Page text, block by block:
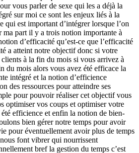
vous parler de sexe qui les a déjà la
sur moi ce sont les enjeux liés à la
qui est important d’intégrer lorsque l’on
ma part il y a trois notion importante à
d’efficacité qu’est-ce que l’efficacité
a atteint notre objectif donc si votre
à la fin du mois si vous arrivez à
du mois alors vous avez été efficace la
intégré et la notion d’efficience
des ressources pour atteindre ses
pour pouvoir réaliser cet objectif vous
optimiser vos coups et optimiser votre
efficience et enfin la notion de bien-
bien gérer notre temps pour avoir
pour éventuellement avoir plus de temps
font vibrer qui nourrissent
bref la gestion du temps c’est